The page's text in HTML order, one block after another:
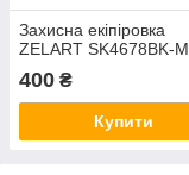
Захисна екіпіровка
ZELART SK4678BK-M
400 ₴
Купити